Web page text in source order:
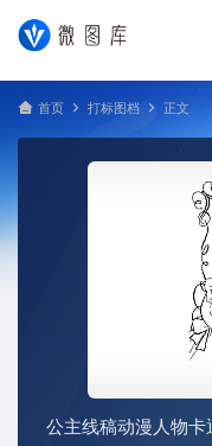
首页 打标图档 正文
公主线稿动漫人物